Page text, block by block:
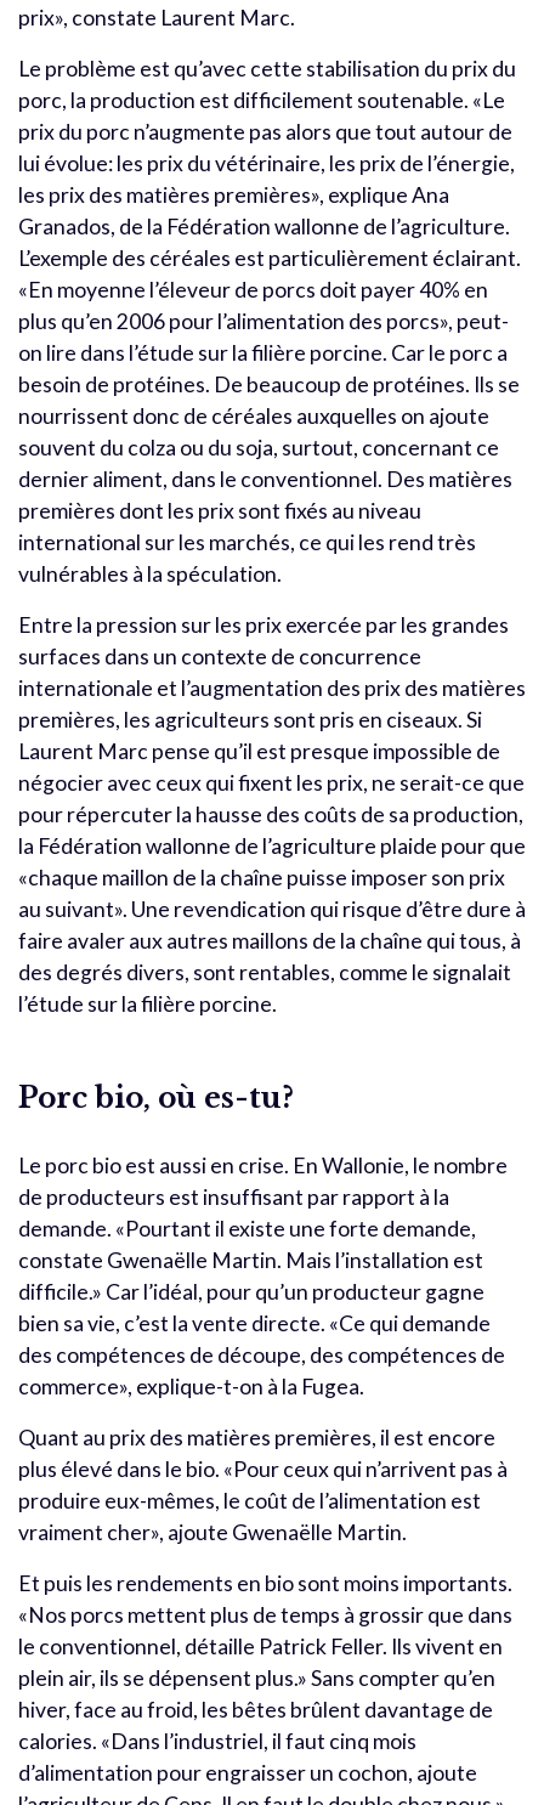
prix», constate Laurent Marc.
Le problème est qu’avec cette stabilisation du prix du
porc, la production est difficilement soutenable. «Le
prix du porc n’augmente pas alors que tout autour de
lui évolue: les prix du vétérinaire, les prix de l’énergie,
les prix des matières premières», explique Ana
Granados, de la Fédération wallonne de l’agriculture.
L’exemple des céréales est particulièrement éclairant.
«En moyenne l’éleveur de porcs doit payer 40% en
plus qu’en 2006 pour l’alimentation des porcs», peut-
on lire dans l’étude sur la filière porcine. Car le porc a
besoin de protéines. De beaucoup de protéines. Ils se
nourrissent donc de céréales auxquelles on ajoute
souvent du colza ou du soja, surtout, concernant ce
dernier aliment, dans le conventionnel. Des matières
premières dont les prix sont fixés au niveau
international sur les marchés, ce qui les rend très
vulnérables à la spéculation.
Entre la pression sur les prix exercée par les grandes
surfaces dans un contexte de concurrence
internationale et l’augmentation des prix des matières
premières, les agriculteurs sont pris en ciseaux. Si
Laurent Marc pense qu’il est presque impossible de
négocier avec ceux qui fixent les prix, ne serait-ce que
pour répercuter la hausse des coûts de sa production,
la Fédération wallonne de l’agriculture plaide pour que
«chaque maillon de la chaîne puisse imposer son prix
au suivant». Une revendication qui risque d’être dure à
faire avaler aux autres maillons de la chaîne qui tous, à
des degrés divers, sont rentables, comme le signalait
l’étude sur la filière porcine.
Porc bio, où es-tu?
Le porc bio est aussi en crise. En Wallonie, le nombre
de producteurs est insuffisant par rapport à la
demande. «Pourtant il existe une forte demande,
constate Gwenaëlle Martin. Mais l’installation est
difficile.» Car l’idéal, pour qu’un producteur gagne
bien sa vie, c’est la vente directe. «Ce qui demande
des compétences de découpe, des compétences de
commerce», explique-t-on à la Fugea.
Quant au prix des matières premières, il est encore
plus élevé dans le bio. «Pour ceux qui n’arrivent pas à
produire eux-mêmes, le coût de l’alimentation est
vraiment cher», ajoute Gwenaëlle Martin.
Et puis les rendements en bio sont moins importants.
«Nos porcs mettent plus de temps à grossir que dans
le conventionnel, détaille Patrick Feller. Ils vivent en
plein air, ils se dépensent plus.» Sans compter qu’en
hiver, face au froid, les bêtes brûlent davantage de
calories. «Dans l’industriel, il faut cinq mois
d’alimentation pour engraisser un cochon, ajoute